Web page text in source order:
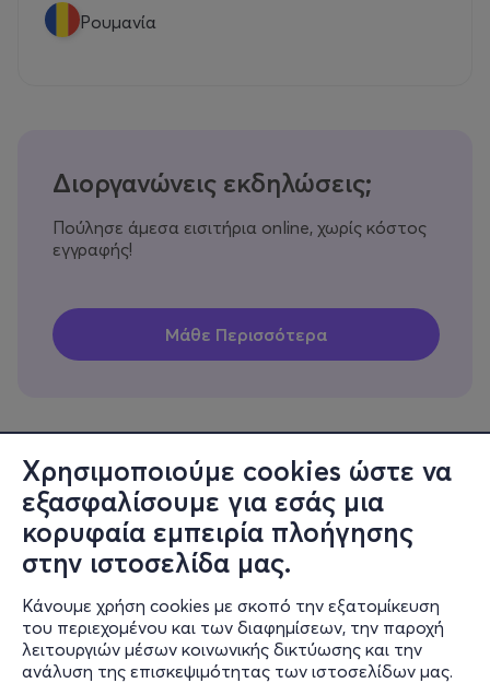
Χρησιμοποιούμε cookies ώστε να
εξασφαλίσουμε για εσάς μια
κορυφαία εμπειρία πλοήγησης
στην ιστοσελίδα μας.
Κάνουμε χρήση cookies με σκοπό την εξατομίκευση
του περιεχομένου και των διαφημίσεων, την παροχή
λειτουργιών μέσων κοινωνικής δικτύωσης και την
ανάλυση της επισκεψιμότητας των ιστοσελίδων μας.
Ρουμανία
Διοργανώνεις εκδηλώσεις;
Πούλησε άμεσα εισιτήρια online, χωρίς κόστος
εγγραφής!
Πληροφορίες
Υποστήριξη
Stay Connected